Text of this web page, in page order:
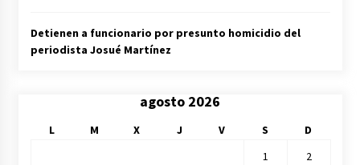
Detienen a funcionario por presunto homicidio del
periodista Josué Martínez
agosto 2026
L M X J V S
D
1
2